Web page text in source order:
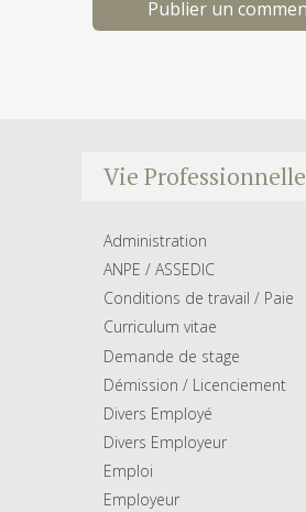
Vie Professionnelle
Administration
ANPE / ASSEDIC
Conditions de travail / Paie
Curriculum vitae
Demande de stage
Démission / Licenciement
Divers Employé
Divers Employeur
Emploi
Employeur